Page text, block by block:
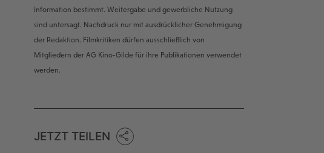
Information bestimmt. Weitergabe und gewerbliche Nutzung
sind untersagt. Nachdruck nur mit ausdrücklicher Genehmigung
der Redaktion. Filmkritiken dürfen ausschließlich von
Mitgliedern der AG Kino-Gilde für ihre Publikationen verwendet
werden.
JETZT TEILEN